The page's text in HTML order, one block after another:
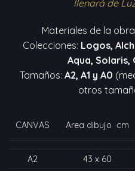
llenará de
Materiales de la
Colecciones: Logos,
Aqua, Solaris,
Tamaños: A2, A1 y A0
otros
CANVAS Area dibujo cm
A2 43 x 60